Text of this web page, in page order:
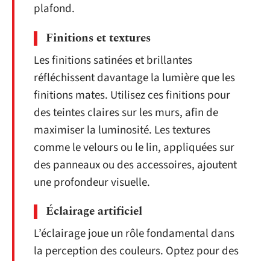
plafond.
Finitions et textures
Les finitions satinées et brillantes
réfléchissent davantage la lumière que les
finitions mates. Utilisez ces finitions pour
des teintes claires sur les murs, afin de
maximiser la luminosité. Les textures
comme le velours ou le lin, appliquées sur
des panneaux ou des accessoires, ajoutent
une profondeur visuelle.
Éclairage artificiel
L’éclairage joue un rôle fondamental dans
la perception des couleurs. Optez pour des